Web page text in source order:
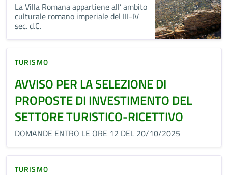
La Villa Romana appartiene all’ ambito
culturale romano imperiale del III-IV
sec. d.C.
TURISMO
AVVISO PER LA SELEZIONE DI
PROPOSTE DI INVESTIMENTO DEL
SETTORE TURISTICO-RICETTIVO
DOMANDE ENTRO LE ORE 12 DEL 20/10/2025
TURISMO